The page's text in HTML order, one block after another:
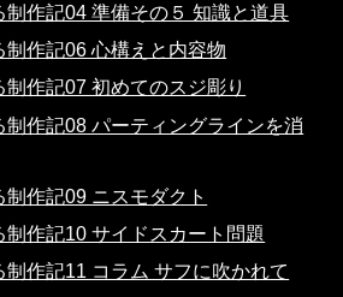
制作記04 準備その５ 知識と道具
制作記06 心構えと内容物
制作記07 初めてのスジ彫り
制作記08 パーティングラインを消
制作記09 ニスモダクト
制作記10 サイドスカート問題
制作記11 コラム サフに吹かれて